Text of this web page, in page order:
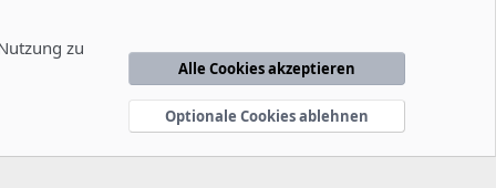
natürlich
Datenschutzerklärung Hilfe Startseite
S
F
zu
Alle Cookies akzeptieren
Optionale Cookies ablehnen